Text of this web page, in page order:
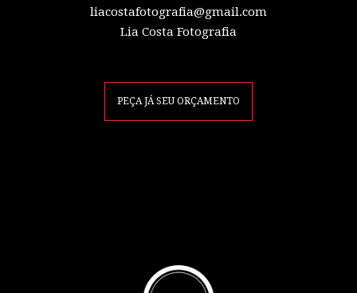
liacostafotografia@gmail.com
Lia Costa Fotografia
PEÇA JÁ SEU ORÇAMENTO